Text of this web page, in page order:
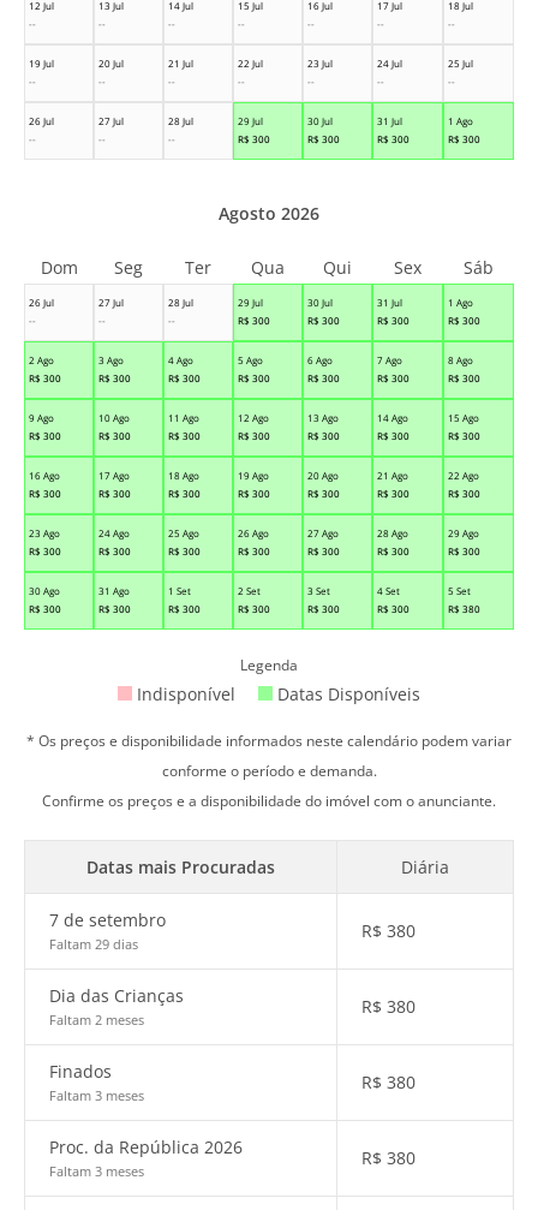
12 Jul
--
13 Jul
--
14 Jul
--
15 Jul
--
16 Jul
--
17 Jul
--
18 Jul
--
19 Jul
--
20 Jul
--
21 Jul
--
22 Jul
--
23 Jul
--
24 Jul
--
25 Jul
--
26 Jul
--
27 Jul
--
28 Jul
--
29 Jul
R$ 300
30 Jul
R$ 300
31 Jul
R$ 300
1 Ago
R$ 300
26 Jul
--
27 Jul
--
28 Jul
--
29 Jul
R$ 300
30 Jul
R$ 300
31 Jul
R$ 300
1 Ago
R$ 300
2 Ago
R$ 300
3 Ago
R$ 300
4 Ago
R$ 300
5 Ago
R$ 300
6 Ago
R$ 300
7 Ago
R$ 300
8 Ago
R$ 300
9 Ago
R$ 300
10 Ago
R$ 300
11 Ago
R$ 300
12 Ago
R$ 300
13 Ago
R$ 300
14 Ago
R$ 300
15 Ago
R$ 300
16 Ago
R$ 300
17 Ago
R$ 300
18 Ago
R$ 300
19 Ago
R$ 300
20 Ago
R$ 300
21 Ago
R$ 300
22 Ago
R$ 300
23 Ago
R$ 300
24 Ago
R$ 300
25 Ago
R$ 300
26 Ago
R$ 300
27 Ago
R$ 300
28 Ago
R$ 300
29 Ago
R$ 300
30 Ago
R$ 300
31 Ago
R$ 300
1 Set
R$ 300
2 Set
R$ 300
3 Set
R$ 300
4 Set
R$ 300
5 Set
R$ 380
Agosto 2026
Dom Seg Ter Qua Qui Sex Sáb
Legenda
Indisponível Datas Disponíveis
* Os preços e disponibilidade informados neste calendário podem variar
conforme o período e demanda.
Confirme os preços e a disponibilidade do imóvel com o anunciante.
Datas mais Procuradas Diária
7 de setembro
Faltam 29 dias
R$ 380
Dia das Crianças
Faltam 2 meses
R$ 380
Finados
Faltam 3 meses
R$ 380
Proc. da República 2026
Faltam 3 meses
R$ 380